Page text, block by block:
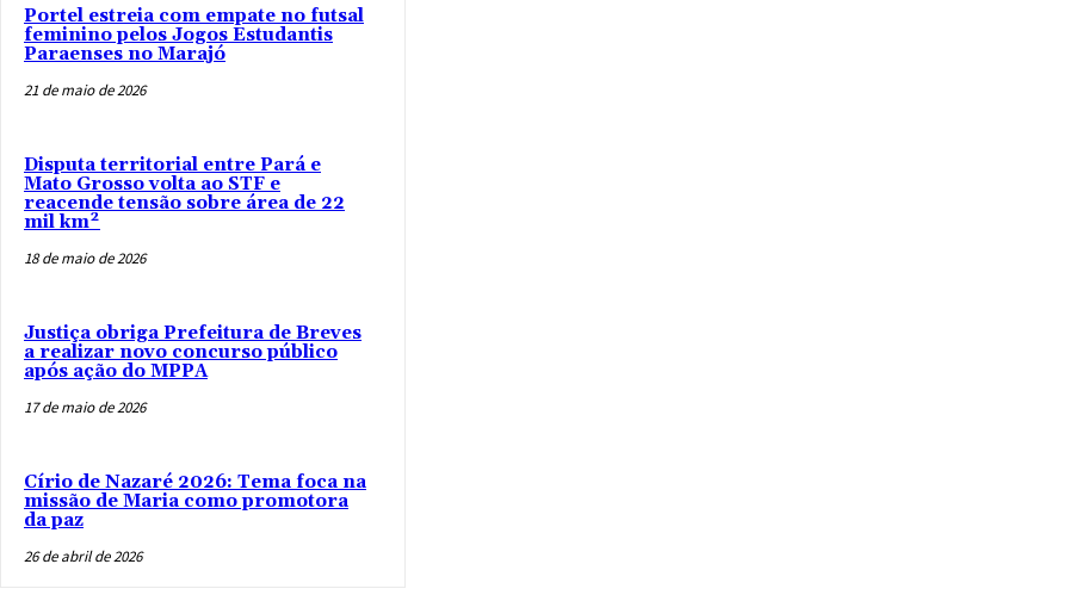
Portel estreia com empate no futsal
feminino pelos Jogos Estudantis
Paraenses no Marajó
21 de maio de 2026
Disputa territorial entre Pará e
Mato Grosso volta ao STF e
reacende tensão sobre área de 22
mil km²
18 de maio de 2026
Justiça obriga Prefeitura de Breves
a realizar novo concurso público
após ação do MPPA
17 de maio de 2026
Círio de Nazaré 2026: Tema foca na
missão de Maria como promotora
da paz
26 de abril de 2026